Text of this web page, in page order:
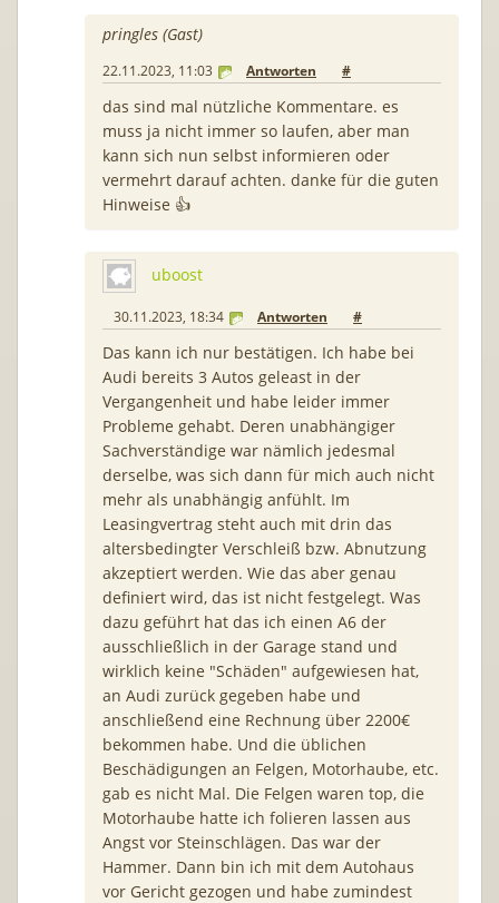
pringles (Gast)
22.11.2023, 11:03 Antworten #
das sind mal nützliche Kommentare. es
muss ja nicht immer so laufen, aber man
kann sich nun selbst informieren oder
vermehrt darauf achten. danke für die guten
Hinweise 👍
uboost
30.11.2023, 18:34 Antworten #
Das kann ich nur bestätigen. Ich habe bei
Audi bereits 3 Autos geleast in der
Vergangenheit und habe leider immer
Probleme gehabt. Deren unabhängiger
Sachverständige war nämlich jedesmal
derselbe, was sich dann für mich auch nicht
mehr als unabhängig anfühlt. Im
Leasingvertrag steht auch mit drin das
altersbedingter Verschleiß bzw. Abnutzung
akzeptiert werden. Wie das aber genau
definiert wird, das ist nicht festgelegt. Was
dazu geführt hat das ich einen A6 der
ausschließlich in der Garage stand und
wirklich keine "Schäden" aufgewiesen hat,
an Audi zurück gegeben habe und
anschließend eine Rechnung über 2200€
bekommen habe. Und die üblichen
Beschädigungen an Felgen, Motorhaube, etc.
gab es nicht Mal. Die Felgen waren top, die
Motorhaube hatte ich folieren lassen aus
Angst vor Steinschlägen. Das war der
Hammer. Dann bin ich mit dem Autohaus
vor Gericht gezogen und habe zumindest